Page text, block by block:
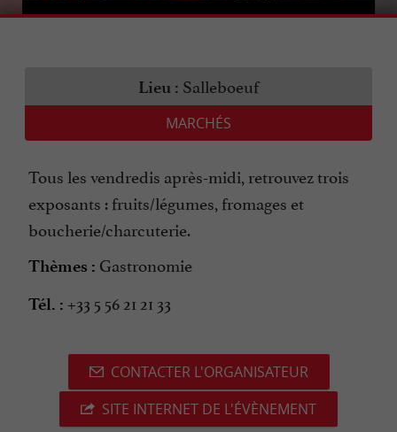
Lieu : Salleboeuf
MARCHÉS
Tous les vendredis après-midi, retrouvez trois
exposants : fruits/légumes, fromages et
boucherie/charcuterie.
Thèmes : Gastronomie
Tél. : +33 5 56 21 21 33
CONTACTER L'ORGANISATEUR
SITE INTERNET DE L'ÉVÈNEMENT